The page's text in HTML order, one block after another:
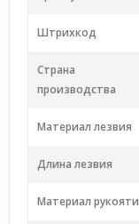
Штрихкод
Страна
производства
Материал лезвия
Длина лезвия
Материал рукояти